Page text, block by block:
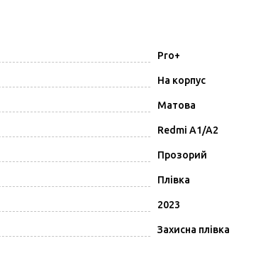
Pro+
На корпус
Матова
Redmi A1/A2
Прозорий
Плівка
2023
Захисна плівка